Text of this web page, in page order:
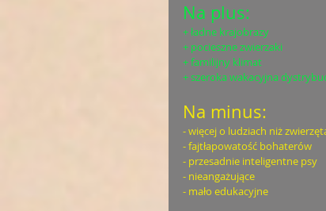
Na plus:
+ ładne krajobrazy
+ pocieszne zwierzaki
+ familijny klimat
+ szeroka wakacyjna
Na minus:
- więcej o ludziach niż
- fajtłapowatość bohaterów
- przesadnie inteligentne psy
- nieangażujące
- mało edukacyjne